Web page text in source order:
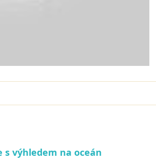
s výhledem na oceán